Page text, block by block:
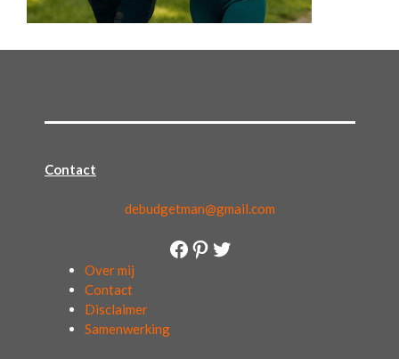
Contact
debudgetman@gmail.com
Facebook Pinterest Twitter
Over mij
Contact
Disclaimer
Samenwerking